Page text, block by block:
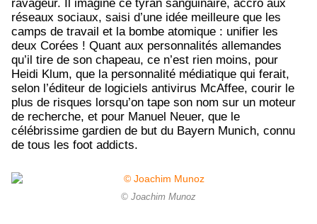
ravageur. Il imagine ce tyran sanguinaire, accro aux
réseaux sociaux, saisi d’une idée meilleure que les
camps de travail et la bombe atomique : unifier les
deux Corées ! Quant aux personnalités allemandes
qu’il tire de son chapeau, ce n’est rien moins, pour
Heidi Klum, que la personnalité médiatique qui ferait,
selon l’éditeur de logiciels antivirus McAffee, courir le
plus de risques lorsqu’on tape son nom sur un moteur
de recherche, et pour Manuel Neuer, que le
célébrissime gardien de but du Bayern Munich, connu
de tous les foot addicts.
© Joachim Munoz